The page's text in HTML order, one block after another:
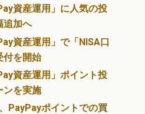
資産運用」に人気の投
追加へ
資産運用」で「NISA口
付を開始
資産運用」ポイント投
ンを実施
PayPayポイントでの買